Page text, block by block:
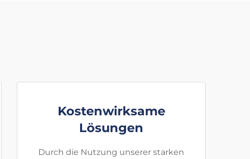
Kostenwirksame
Lösungen
Durch die Nutzung unserer starken